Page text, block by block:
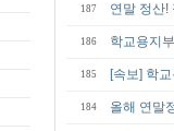
187 연말 정산!
186 학교용지
185 [속보] 학
184 올해 연말